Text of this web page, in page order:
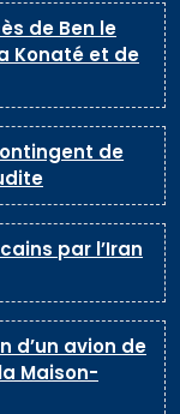
de Ben le
Konaté et de
de
par l’Iran
d’un avion de
Maison-